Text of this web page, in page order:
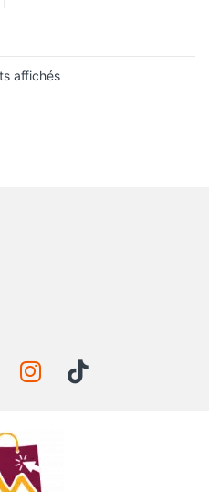
affichésTrié du plus récent au